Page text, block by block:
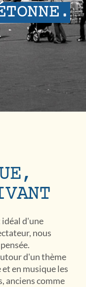
idéal d'une
nous
d'un thème
en musique les
anciens comme